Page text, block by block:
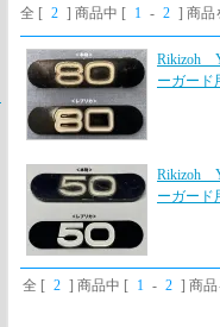
全 [ 2 ] 商品中 [ 1 - 2 ] 商品
Rikizoh
ーガード
Rikizoh
ーガード
全 [ 2 ] 商品中 [ 1 - 2 ] 商